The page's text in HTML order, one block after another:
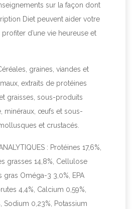
sur la façon dont
Diet peuvent aider votre
d’une vie heureuse et
graines, viandes et
extraits de protéines
graisses, sous-produits
minéraux, œufs et sous-
et crustacés.
: Protéines 17,6%,
grasses 14,8%, Cellulose
gras Oméga-3 3,0%, EPA
4,4%, Calcium 0,59%,
Sodium 0,23%, Potassium